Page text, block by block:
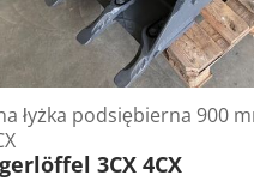
łyżka podsiębierna 900
3CX 4CX